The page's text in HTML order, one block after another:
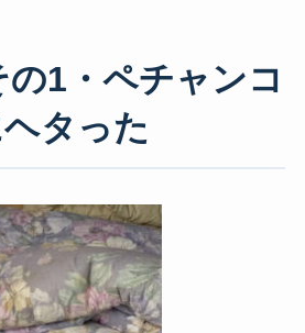
1・ペチャンコ
タった